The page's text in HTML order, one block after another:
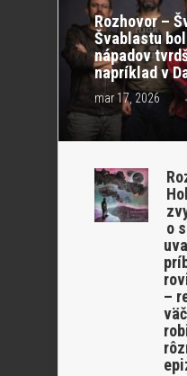
Rozhovor –
Švablastu
nápadov
napríklad v
mar 17, 2026
o
–